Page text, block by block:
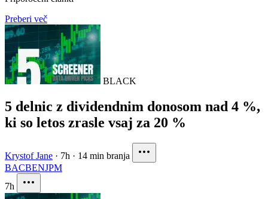
Preberi več
BLACK
5 delnic z dividendnim donosom nad 4 %,
ki so letos zrasle vsaj za 20 %
Krystof Jane · 7h · 14 min branja
BACBENJPM
7h